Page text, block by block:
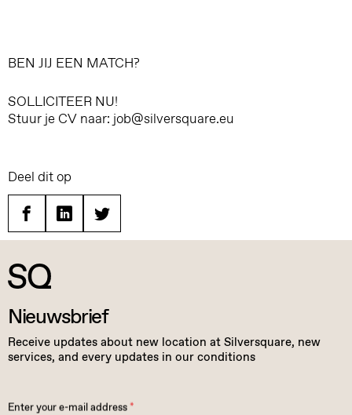
BEN JIJ EEN MATCH?
SOLLICITEER NU!
Stuur je CV naar: job@silversquare.eu
Deel dit op
FacebookLinkedinTwitter
Nieuwsbrief
Receive updates about new location at Silversquare, new
services, and every updates in our conditions
Enter your e-mail address*